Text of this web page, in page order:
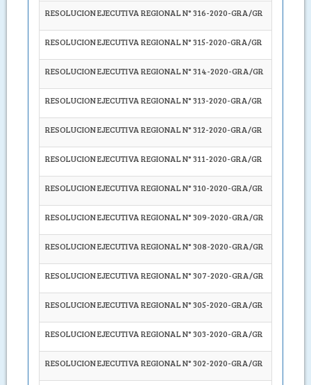
RESOLUCION EJECUTIVA REGIONAL N° 316-2020-GRA/GR
RESOLUCION EJECUTIVA REGIONAL N° 315-2020-GRA/GR
RESOLUCION EJECUTIVA REGIONAL N° 314-2020-GRA/GR
RESOLUCION EJECUTIVA REGIONAL N° 313-2020-GRA/GR
RESOLUCION EJECUTIVA REGIONAL N° 312-2020-GRA/GR
RESOLUCION EJECUTIVA REGIONAL N° 311-2020-GRA/GR
RESOLUCION EJECUTIVA REGIONAL N° 310-2020-GRA/GR
RESOLUCION EJECUTIVA REGIONAL N° 309-2020-GRA/GR
RESOLUCION EJECUTIVA REGIONAL N° 308-2020-GRA/GR
RESOLUCION EJECUTIVA REGIONAL N° 307-2020-GRA/GR
RESOLUCION EJECUTIVA REGIONAL N° 305-2020-GRA/GR
RESOLUCION EJECUTIVA REGIONAL N° 303-2020-GRA/GR
RESOLUCION EJECUTIVA REGIONAL N° 302-2020-GRA/GR